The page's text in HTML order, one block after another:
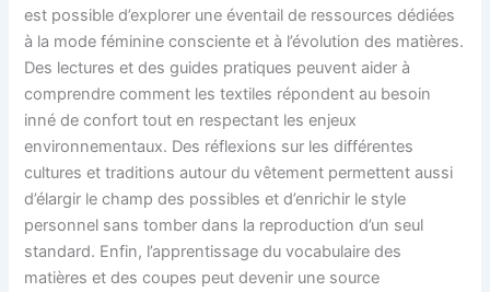
est possible d’explorer une éventail de ressources dédiées
à la mode féminine consciente et à l’évolution des matières.
Des lectures et des guides pratiques peuvent aider à
comprendre comment les textiles répondent au besoin
inné de confort tout en respectant les enjeux
environnementaux. Des réflexions sur les différentes
cultures et traditions autour du vêtement permettent aussi
d’élargir le champ des possibles et d’enrichir le style
personnel sans tomber dans la reproduction d’un seul
standard. Enfin, l’apprentissage du vocabulaire des
matières et des coupes peut devenir une source